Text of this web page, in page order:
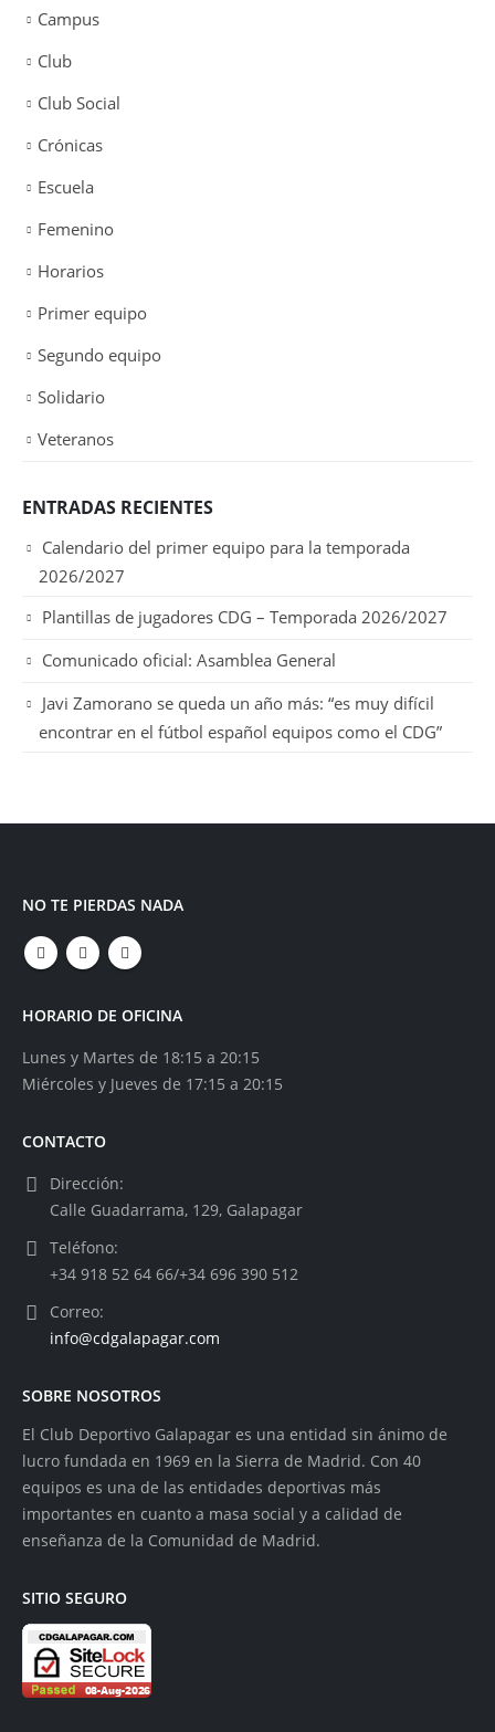
Campus
Club
Club Social
Crónicas
Escuela
Femenino
Horarios
Primer equipo
Segundo equipo
Solidario
Veteranos
ENTRADAS RECIENTES
Calendario del primer equipo para la temporada
2026/2027
Plantillas de jugadores CDG – Temporada 2026/2027
Comunicado oficial: Asamblea General
Javi Zamorano se queda un año más: “es muy difícil
encontrar en el fútbol español equipos como el CDG”
NO TE PIERDAS NADA
HORARIO DE OFICINA
Lunes y Martes de 18:15 a 20:15
Miércoles y Jueves de 17:15 a 20:15
CONTACTO
Dirección:
Calle Guadarrama, 129, Galapagar
Teléfono:
+34 918 52 64 66/+34 696 390 512
Correo:
info@cdgalapagar.com
SOBRE NOSOTROS
El Club Deportivo Galapagar es una entidad sin ánimo de
lucro fundada en 1969 en la Sierra de Madrid. Con 40
equipos es una de las entidades deportivas más
importantes en cuanto a masa social y a calidad de
enseñanza de la Comunidad de Madrid.
SITIO SEGURO